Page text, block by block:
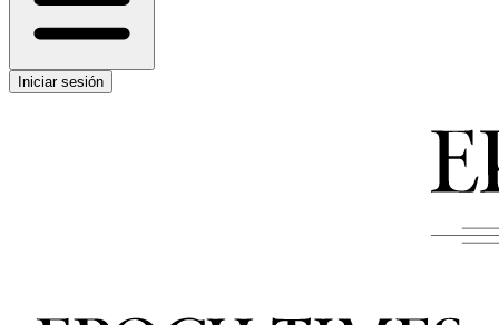
Iniciar sesión